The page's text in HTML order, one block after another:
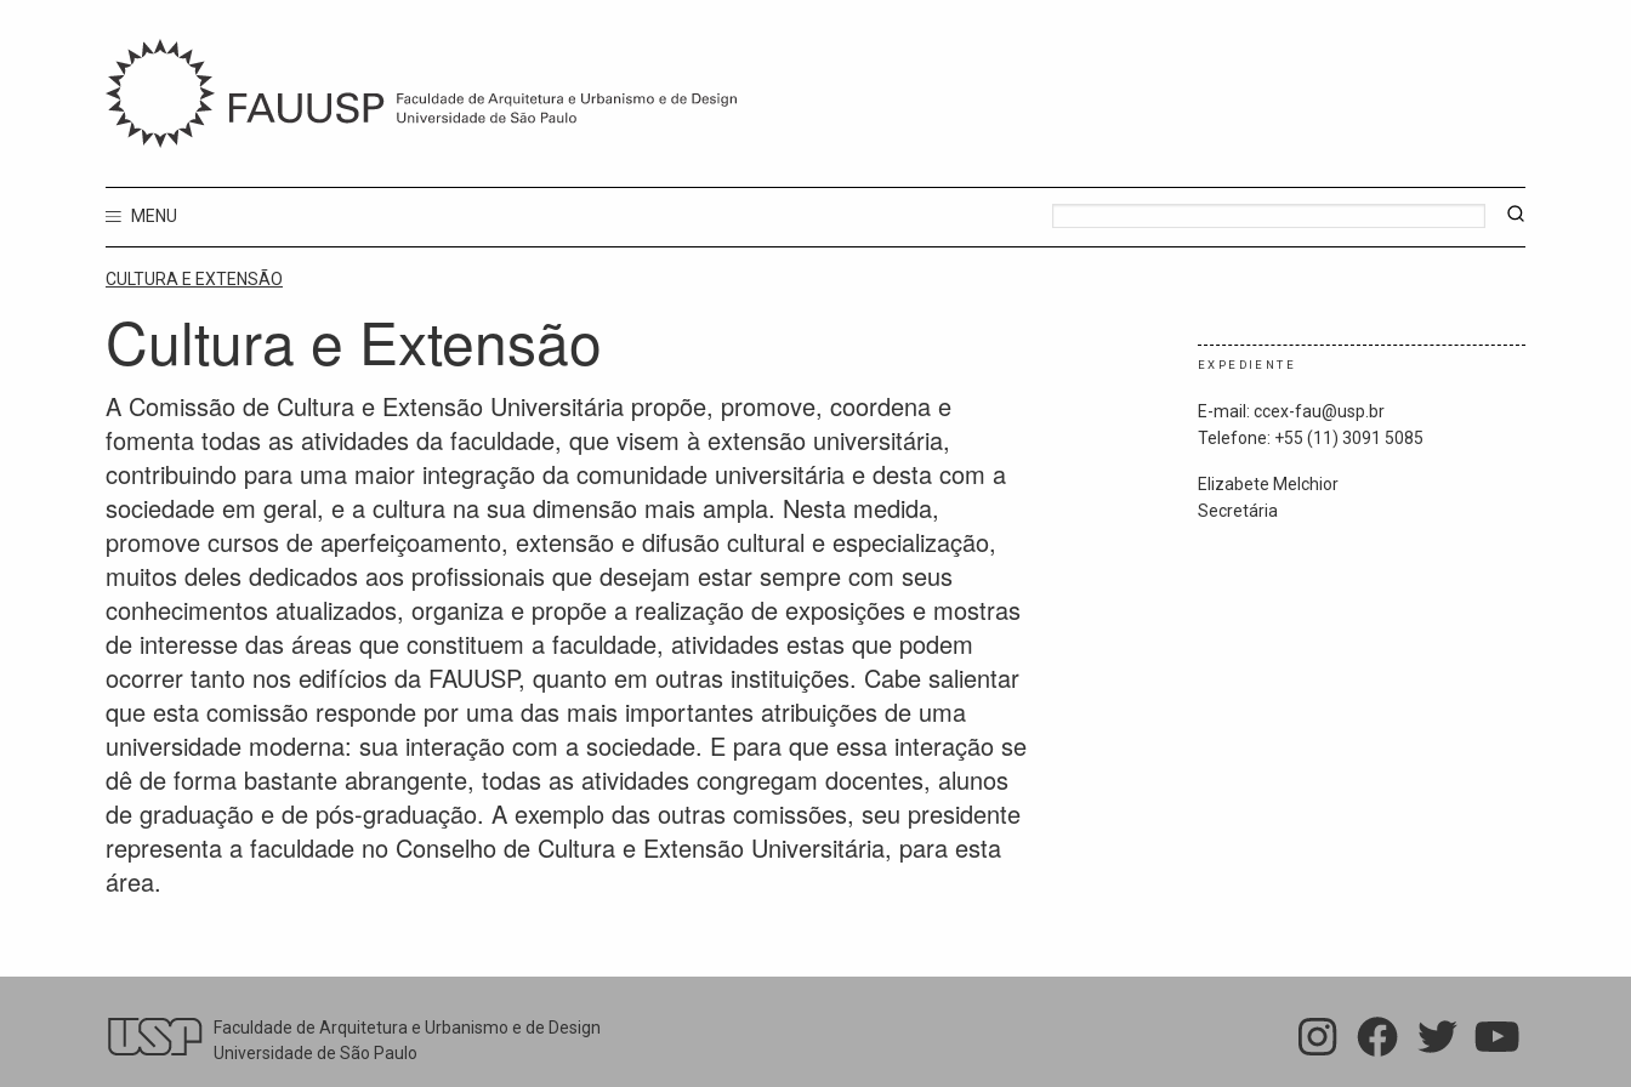
MENU
CULTURA E EXTENSÃO
Cultura e Extensão
A Comissão de Cultura e Extensão Universitária propõe, promove, coordena e
fomenta todas as atividades da faculdade, que visem à extensão universitária,
contribuindo para uma maior integração da comunidade universitária e desta com a
sociedade em geral, e a cultura na sua dimensão mais ampla. Nesta medida,
promove cursos de aperfeiçoamento, extensão e difusão cultural e especialização,
muitos deles dedicados aos profissionais que desejam estar sempre com seus
conhecimentos atualizados, organiza e propõe a realização de exposições e mostras
de interesse das áreas que constituem a faculdade, atividades estas que podem
ocorrer tanto nos edifícios da FAUUSP, quanto em outras instituições. Cabe salientar
que esta comissão responde por uma das mais importantes atribuições de uma
universidade moderna: sua interação com a sociedade. E para que essa interação se
dê de forma bastante abrangente, todas as atividades congregam docentes, alunos
de graduação e de pós-graduação. A exemplo das outras comissões, seu presidente
representa a faculdade no Conselho de Cultura e Extensão Universitária, para esta
área.
EXPEDIENTE
E-mail: ccex-fau@usp.br
Telefone: +55 (11) 3091 5085
Elizabete Melchior
Secretária
Faculdade de Arquitetura e Urbanismo e de Design
Universidade de São Paulo